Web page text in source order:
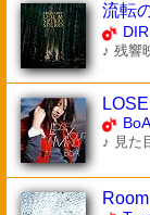
流転
♪ 残響
BoA
♪ 見た